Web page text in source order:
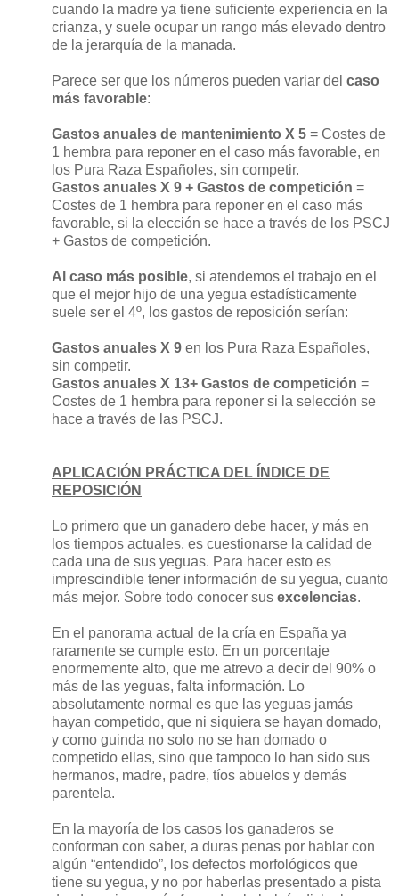
cuando la madre ya tiene suficiente experiencia en la
crianza, y suele ocupar un rango más elevado dentro
de la jerarquía de la manada.
Parece ser que los números pueden variar del caso
más favorable:
Gastos anuales de mantenimiento X 5 = Costes de
1 hembra para reponer en el caso más favorable, en
los Pura Raza Españoles, sin competir.
Gastos anuales X 9 + Gastos de competición =
Costes de 1 hembra para reponer en el caso más
favorable, si la elección se hace a través de los PSCJ
+ Gastos de competición.
Al caso más posible, si atendemos el trabajo en el
que el mejor hijo de una yegua estadísticamente
suele ser el 4º, los gastos de reposición serían:
Gastos anuales X 9 en los Pura Raza Españoles,
sin competir.
Gastos anuales X 13+ Gastos de competición =
Costes de 1 hembra para reponer si la selección se
hace a través de las PSCJ.
APLICACIÓN PRÁCTICA DEL ÍNDICE DE
REPOSICIÓN
Lo primero que un ganadero debe hacer, y más en
los tiempos actuales, es cuestionarse la calidad de
cada una de sus yeguas. Para hacer esto es
imprescindible tener información de su yegua, cuanto
más mejor. Sobre todo conocer sus excelencias.
En el panorama actual de la cría en España ya
raramente se cumple esto. En un porcentaje
enormemente alto, que me atrevo a decir del 90% o
más de las yeguas, falta información. Lo
absolutamente normal es que las yeguas jamás
hayan competido, que ni siquiera se hayan domado,
y como guinda no solo no se han domado o
competido ellas, sino que tampoco lo han sido sus
hermanos, madre, padre, tíos abuelos y demás
parentela.
En la mayoría de los casos los ganaderos se
conforman con saber, a duras penas por hablar con
algún “entendido”, los defectos morfológicos que
tiene su yegua, y no por haberlas presentado a pista